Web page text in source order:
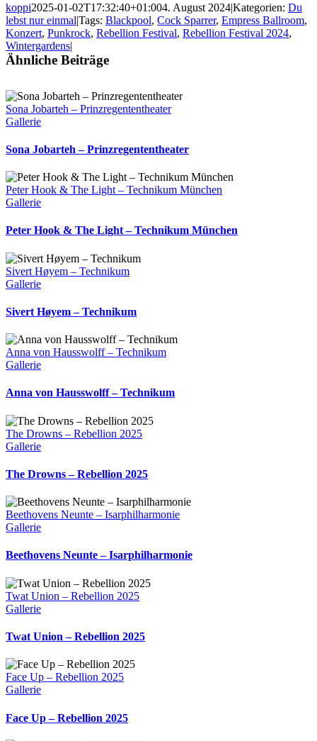
koppi2025-01-02T17:32:40+01:004. August 2024|Kategorien: Du
lebst nur einmal|Tags: Blackpool, Cock Sparrer, Empress Ballroom,
Konzert, Punkrock, Rebellion Festival, Rebellion Festival 2024,
Wintergardens|
Ähnliche Beiträge
Sona Jobarteh – Prinzregententheater
Gallerie
Sona Jobarteh – Prinzregententheater
Peter Hook & The Light – Technikum München
Gallerie
Peter Hook & The Light – Technikum München
Sivert Høyem – Technikum
Gallerie
Sivert Høyem – Technikum
Anna von Hausswolff – Technikum
Gallerie
Anna von Hausswolff – Technikum
The Drowns – Rebellion 2025
Gallerie
The Drowns – Rebellion 2025
Beethovens Neunte – Isarphilharmonie
Gallerie
Beethovens Neunte – Isarphilharmonie
Twat Union – Rebellion 2025
Gallerie
Twat Union – Rebellion 2025
Face Up – Rebellion 2025
Gallerie
Face Up – Rebellion 2025